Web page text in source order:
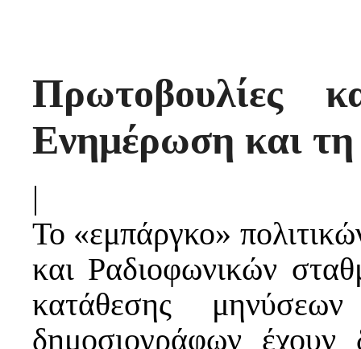
Πρωτοβουλίες
Ενημέρωση και τη
|
Το «εμπάργκο»
και Ραδιοφωνικών
κατάθεσης
δημοσιογράφων έχουν